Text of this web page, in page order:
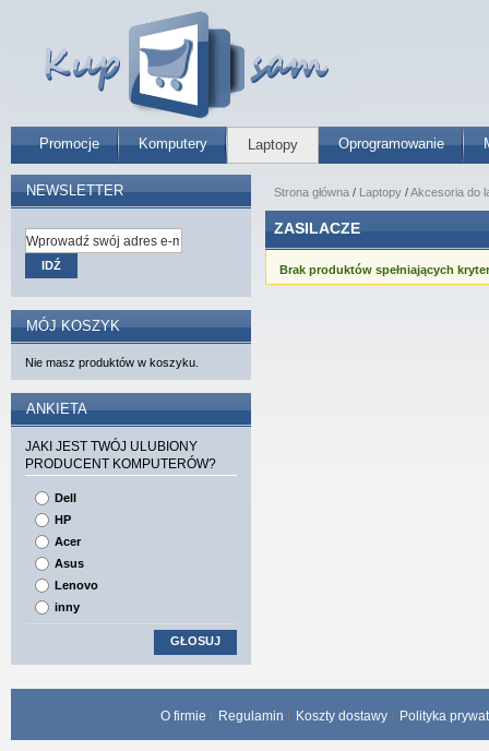
Promocje Komputery Laptopy Oprogramowanie
Strona główna / Laptopy /Akcesoria do
ZASILACZE
Brak produktów spełniających
NEWSLETTER
IDŹ
MÓJ KOSZYK
Nie masz produktów w koszyku.
ANKIETA
JAKI JEST TWÓJ ULUBIONY
PRODUCENT KOMPUTERÓW?
Dell
HP
Acer
Asus
Lenovo
inny
GŁOSUJ
O firmie Regulamin Koszty dostawy Polityka